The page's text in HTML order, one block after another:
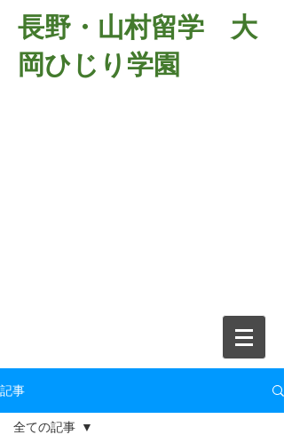
長野・山村留学 大
岡ひじり学園
記事
全ての記事